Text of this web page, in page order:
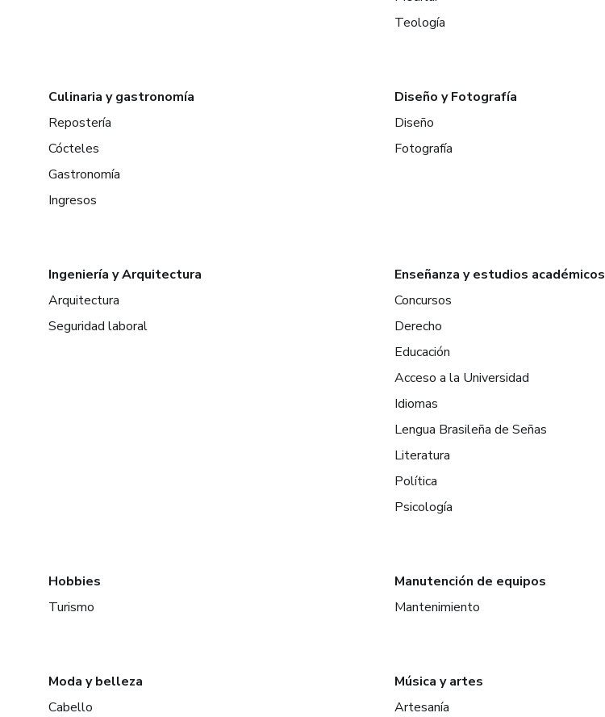
Teología
Culinaria y gastronomía
Repostería
Cócteles
Gastronomía
Ingresos
Diseño y Fotografía
Diseño
Fotografía
Ingeniería y Arquitectura
Arquitectura
Seguridad laboral
Enseñanza y estudios académicos
Concursos
Derecho
Educación
Acceso a la Universidad
Idiomas
Lengua Brasileña de Señas
Literatura
Política
Psicología
Hobbies
Turismo
Manutención de equipos
Mantenimiento
Moda y belleza
Cabello
Música y artes
Artesanía